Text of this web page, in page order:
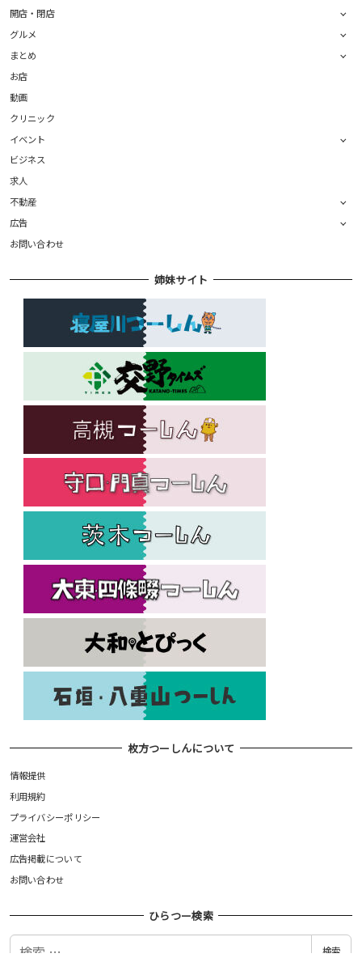
開店・閉店
グルメ
まとめ
お店
動画
クリニック
イベント
ビジネス
求人
不動産
広告
お問い合わせ
姉妹サイト
枚方つーしんについて
情報提供
利用規約
プライバシーポリシー
運営会社
広告掲載について
お問い合わせ
ひらつー検索
検
検索